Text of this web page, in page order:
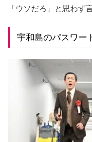
「ウソだろ」と思わず
宇和島のパスワー